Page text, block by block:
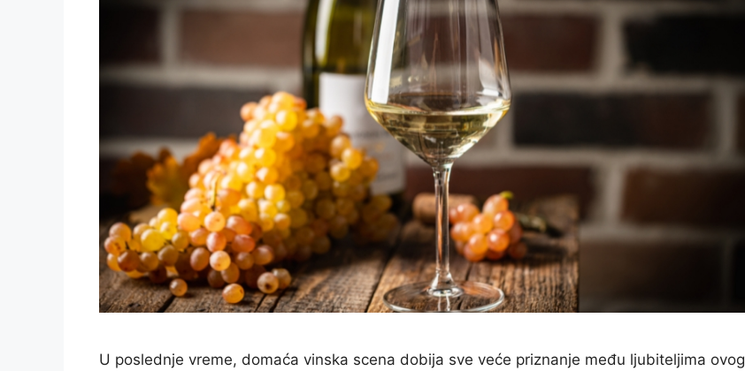
U poslednje vreme, domaća vinska scena dobija sve veće priznanje među ljubiteljima ovog